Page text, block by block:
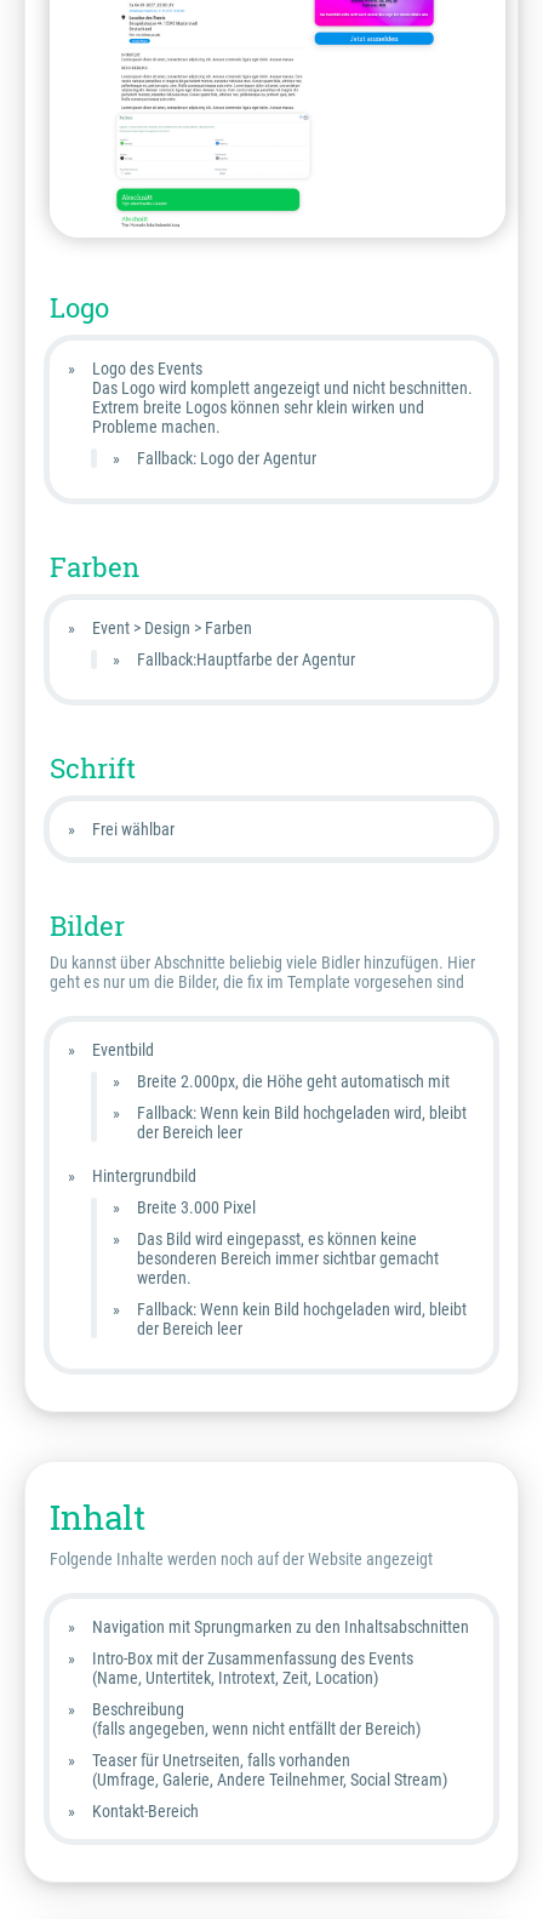
Logo
Logo des Events
Das Logo wird komplett angezeigt und nicht beschnitten.
Extrem breite Logos können sehr klein wirken und
Probleme machen.
Fallback: Logo der Agentur
Farben
Event > Design > Farben
Fallback:Hauptfarbe der Agentur
Schrift
Frei wählbar
Bilder
Du kannst über Abschnitte beliebig viele Bidler hinzufügen. Hier
geht es nur um die Bilder, die fix im Template vorgesehen sind
Eventbild
Breite 2.000px, die Höhe geht automatisch mit
Fallback: Wenn kein Bild hochgeladen wird, bleibt
der Bereich leer
Hintergrundbild
Breite 3.000 Pixel
Das Bild wird eingepasst, es können keine
besonderen Bereich immer sichtbar gemacht
werden.
Fallback: Wenn kein Bild hochgeladen wird, bleibt
der Bereich leer
Inhalt
Folgende Inhalte werden noch auf der Website angezeigt
Navigation mit Sprungmarken zu den Inhaltsabschnitten
Intro-Box mit der Zusammenfassung des Events
(Name, Untertitek, Introtext, Zeit, Location)
Beschreibung
(falls angegeben, wenn nicht entfällt der Bereich)
Teaser für Unetrseiten, falls vorhanden
(Umfrage, Galerie, Andere Teilnehmer, Social Stream)
Kontakt-Bereich